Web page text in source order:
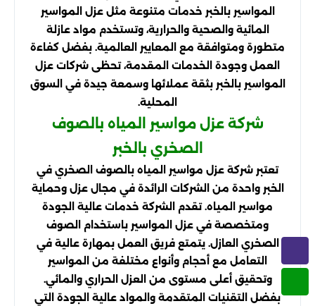
المواسير بالخبر خدمات متنوعة مثل عزل المواسير
المائية والصحية والحرارية، وتستخدم مواد عازلة
متطورة ومتوافقة مع المعايير العالمية. بفضل كفاءة
العمل وجودة الخدمات المقدمة، تحظى شركات عزل
المواسير بالخبر بثقة عملائها وسمعة جيدة في السوق
المحلية.
شركة عزل مواسير المياه بالصوف
الصخري بالخبر
تعتبر شركة عزل مواسير المياه بالصوف الصخري في
الخبر واحدة من الشركات الرائدة في مجال عزل وحماية
مواسير المياه. تقدم الشركة خدمات عالية الجودة
ومتخصصة في عزل المواسير باستخدام الصوف
الصخري العازل. يتمتع فريق العمل بمهارة عالية في
التعامل مع أحجام وأنواع مختلفة من المواسير
وتحقيق أعلى مستوى من العزل الحراري والمائي.
بفضل التقنيات المتقدمة والمواد عالية الجودة التي